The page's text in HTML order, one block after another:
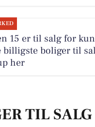
15 er til salg for
billigste boliger til
her
TIL